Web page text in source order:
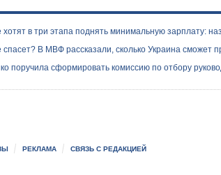
хотят в три этапа поднять минимальную зарплату:
спасет? В МВФ рассказали, сколько Украина сможет
поручила сформировать комиссию по отбору
РЕКЛАМА СВЯЗЬ С РЕДАКЦИЕЙ